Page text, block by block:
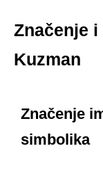
Značenje
Kuzman
Značenje
simbolika